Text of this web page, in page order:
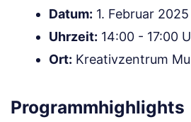
Datum: 1. Februar 2025
Uhrzeit: 14:00 - 17:00
Ort: Kreativzentrum
Programmhighlights